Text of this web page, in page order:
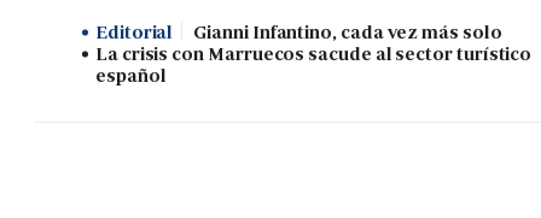
Editorial
Gianni Infantino, cada vez más solo
La crisis con Marruecos sacude al sector turístico
español